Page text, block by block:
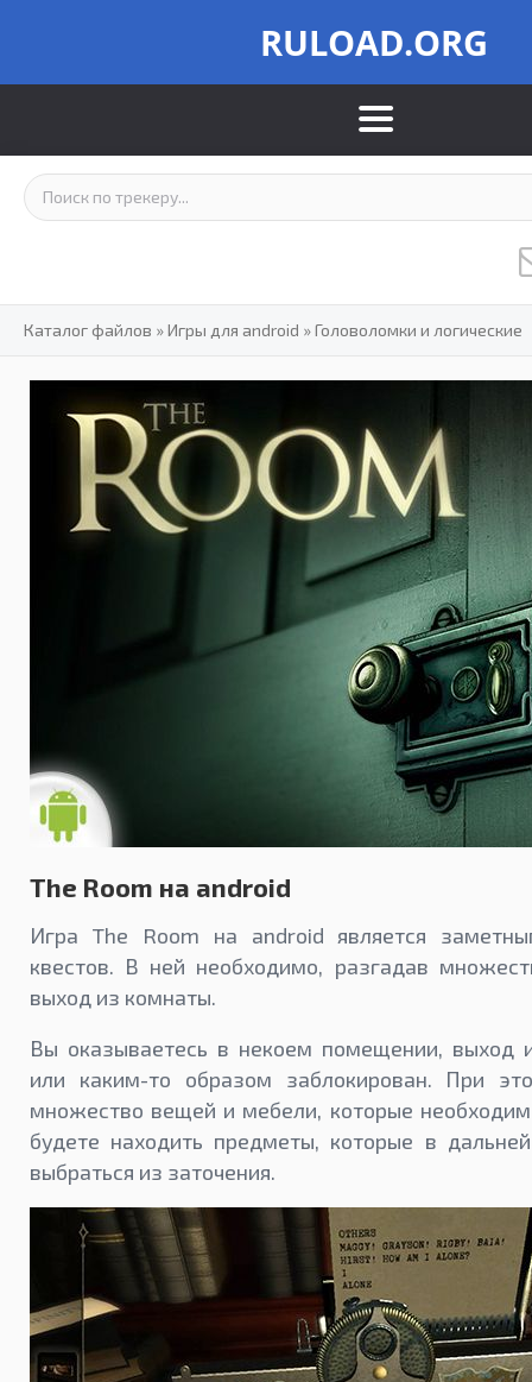
RULOAD.ORG
Каталог файлов »Игры для android »Головоломки и логические
The Room на android
Игра The Room на android является
квестов. В ней необходимо, разгадав
выход из комнаты.
Вы оказываетесь в некоем помещении, выход
или каким-то образом заблокирован. При
множество вещей и мебели, которые
будете находить предметы, которые в
выбраться из заточения.